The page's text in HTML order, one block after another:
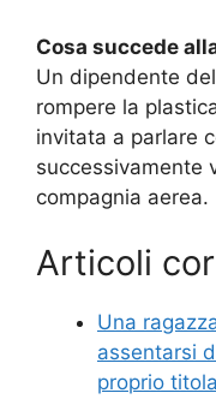
Cosa succede
Un dipendente
rompere la
invitata a parlare
successivamente
compagnia aerea.
Articoli
Una
assentarsi
proprio